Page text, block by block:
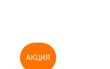
АКЦИЯ